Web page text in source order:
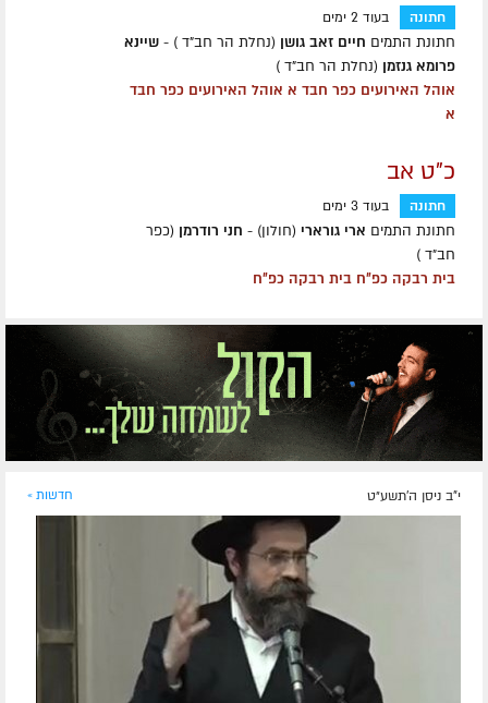
חתונה בעוד 2 ימים
חתונת התמים חיים זאב גושן (נחלת הר חב"ד ) - שיינא
פרומא גנזמן (נחלת הר חב"ד )
אוהל האירועים כפר חבד א אוהל האירועים כפר חבד
א
כ"ט אב
חתונה בעוד 3 ימים
חתונת התמים ארי גורארי (חולון) - חני רודרמן (כפר
חב״ד )
בית רבקה כפ״ח בית רבקה כפ״ח
י"ב ניסן ה׳תשע״ט חדשות »